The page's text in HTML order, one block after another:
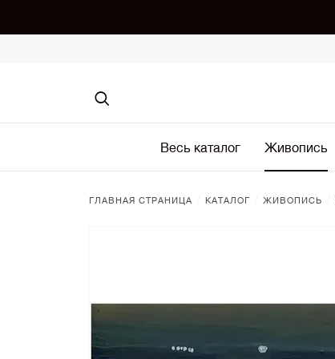
Весь каталог Живопись
ГЛАВНАЯ СТРАНИЦА КАТАЛОГ ЖИВОПИСЬ